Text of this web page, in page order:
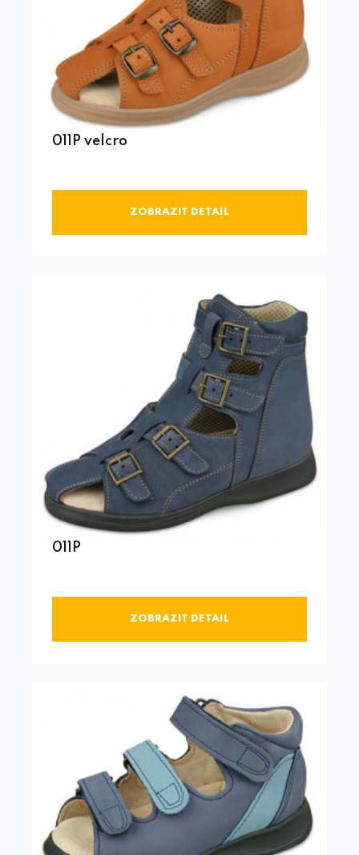
011P velcro
ZOBRAZIT DETAIL
011P
ZOBRAZIT DETAIL